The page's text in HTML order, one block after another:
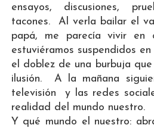
ensayos, discusiones,
tacones. Al verla bailar el
papá, me parecía vivir en
estuviéramos suspendidos
el doblez de una burbuja
ilusión. A la mañana
televisión y las redes
realidad del mundo nuestro.
Y qué mundo el nuestro: